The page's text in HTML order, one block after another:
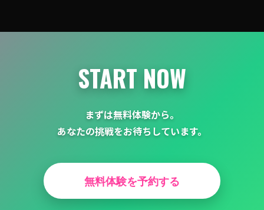
ョ
START NOW
まずは無料体験から。
あなたの挑戦をお待ちしています。
無料体験を予約する